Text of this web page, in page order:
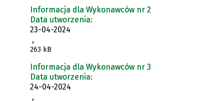
Informacja dla Wykonawców nr 2
Data utworzenia:
23-04-2024
,
263 kB
Informacja dla Wykonawców nr 3
Data utworzenia:
24-04-2024
,